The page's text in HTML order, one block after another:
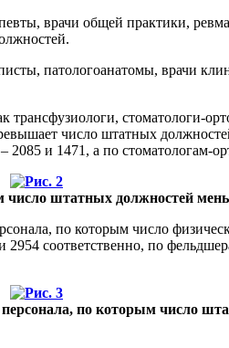
врачи общей практики,
патологоанатомы, врачи
трансфузиологи, стоматологи-
число штатных
и 1471, а по стоматологам-
число штатных должностей
по которым число
соответственно, по
по которым число